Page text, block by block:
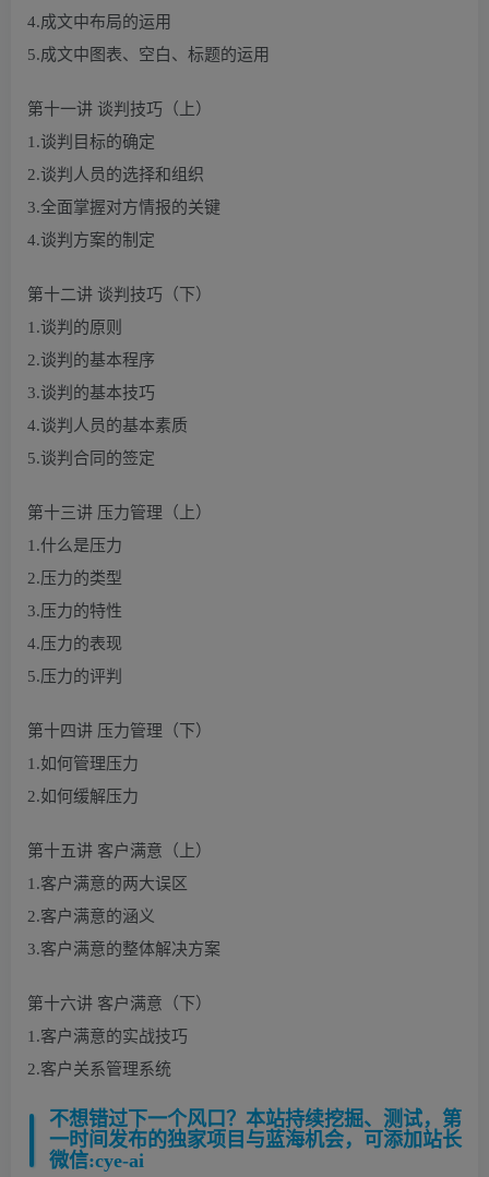
4.成文中布局的运用
5.成文中图表、空白、标题的运用
第十一讲 谈判技巧（上）
1.谈判目标的确定
2.谈判人员的选择和组织
3.全面掌握对方情报的关键
4.谈判方案的制定
第十二讲 谈判技巧（下）
1.谈判的原则
2.谈判的基本程序
3.谈判的基本技巧
4.谈判人员的基本素质
5.谈判合同的签定
第十三讲 压力管理（上）
1.什么是压力
2.压力的类型
3.压力的特性
4.压力的表现
5.压力的评判
第十四讲 压力管理（下）
1.如何管理压力
2.如何缓解压力
第十五讲 客户满意（上）
1.客户满意的两大误区
2.客户满意的涵义
3.客户满意的整体解决方案
第十六讲 客户满意（下）
1.客户满意的实战技巧
2.客户关系管理系统
不想错过下一个风口？本站持续挖掘、测试，第
一时间发布的独家项目与蓝海机会，可添加站长
微信:cye-ai